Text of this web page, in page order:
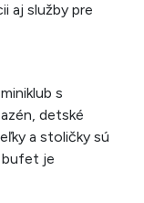
aj služby pre
s
detské
a stoličky sú
bufet je